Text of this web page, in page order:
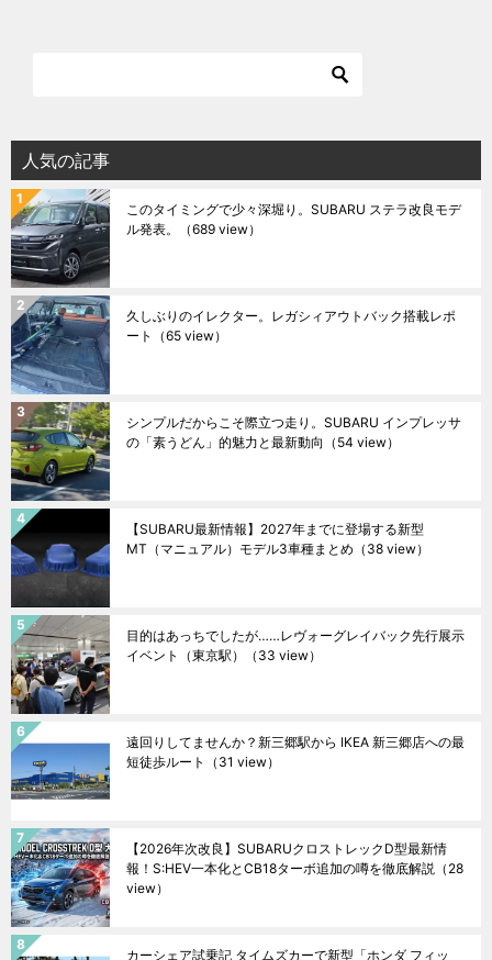
人気の記事
このタイミングで少々深堀り。SUBARU ステラ改良モデ
ル発表。
（689 view）
久しぶりのイレクター。レガシィアウトバック搭載レポ
ート
（65 view）
シンプルだからこそ際立つ走り。SUBARU インプレッサ
の「素うどん」的魅力と最新動向 （54 view）
【SUBARU最新情報】2027年までに登場する新型
MT（マニュアル）モデル3車種まとめ （38 view）
目的はあっちでしたが……レヴォーグレイバック先行展示
イベント（東京駅）
（33 view）
遠回りしてませんか？新三郷駅から IKEA 新三郷店への最
短徒歩ルート
（31 view）
【2026年次改良】SUBARUクロストレックD型最新情
報！S:HEV一本化とCB18ターボ追加の噂を徹底解説 （28
view）
カーシェア試乗記 タイムズカーで新型「ホンダ フィッ